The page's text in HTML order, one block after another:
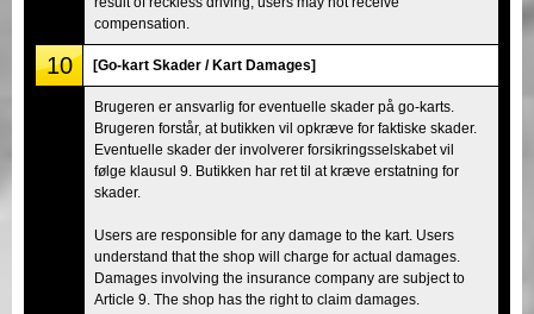
compensation.
10 [Go-kart Skader / Kart Damages]
Brugeren er ansvarlig for eventuelle skader på go-karts.
Brugeren forstår, at butikken vil opkræve for faktiske skader.
Eventuelle skader der involverer forsikringsselskabet vil
følge klausul 9. Butikken har ret til at kræve erstatning for
skader.
Users are responsible for any damage to the kart. Users
understand that the shop will charge for actual damages.
Damages involving the insurance company are subject to
Article 9. The shop has the right to claim damages.